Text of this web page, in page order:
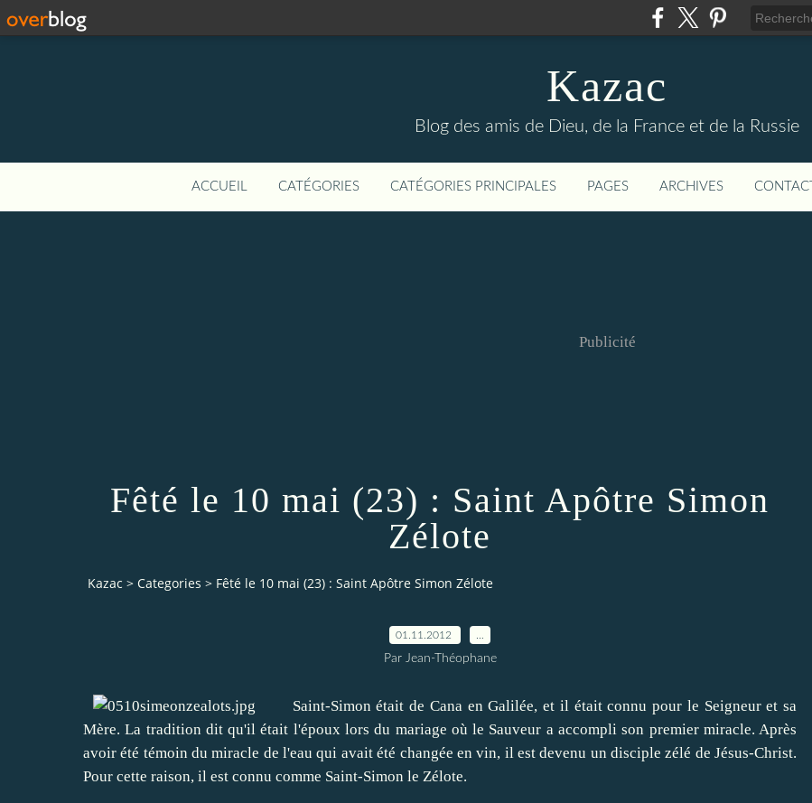
Kazac
Blog des amis de Dieu, de la France et de la Russie
ACCUEIL CATÉGORIES CATÉGORIES PRINCIPALES PAGES ARCHIVES CONTACT
Publicité
Fêté le 10 mai (23) : Saint Apôtre Simon
Zélote
Kazac > Categories > Fêté le 10 mai (23) : Saint Apôtre Simon Zélote
01.11.2012
Par Jean-Théophane
Saint-Simon était de Cana en Galilée, et il était connu pour le Seigneur et sa
Mère. La tradition dit qu'il était l'époux lors du mariage où le Sauveur a accompli son premier miracle. Après
avoir été témoin du miracle de l'eau qui avait été changée en vin, il est devenu un disciple zélé de Jésus-Christ.
Pour cette raison, il est connu comme Saint-Simon le Zélote.